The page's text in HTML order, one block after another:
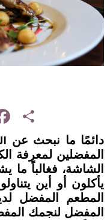
Share
دائمًا ما نبحث عن
المفضلين لمعرفة
الشاشة، فغالباً ما
يأكلون أو أين
المطعم المفضل
المفضل لنجمك